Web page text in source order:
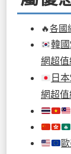
🔥各國
韓
網超
日
網超